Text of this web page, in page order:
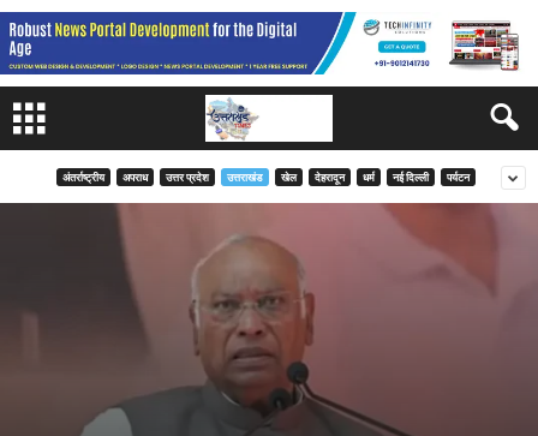
अंतर्राष्ट्रीय अपराध उत्तर प्रदेश उत्तराखंड खेल देहरादून धर्म नई दिल्ली पर्यटन